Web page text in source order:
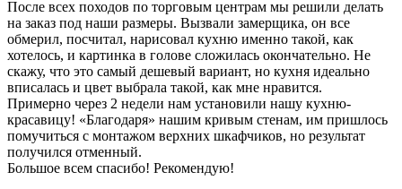
После всех походов по торговым центрам мы решили делать
на заказ под наши размеры. Вызвали замерщика, он все
обмерил, посчитал, нарисовал кухню именно такой, как
хотелось, и картинка в голове сложилась окончательно. Не
скажу, что это самый дешевый вариант, но кухня идеально
вписалась и цвет выбрала такой, как мне нравится.
Примерно через 2 недели нам установили нашу кухню-
красавицу! «Благодаря» нашим кривым стенам, им пришлось
помучиться с монтажом верхних шкафчиков, но результат
получился отменный.
Большое всем спасибо! Рекомендую!